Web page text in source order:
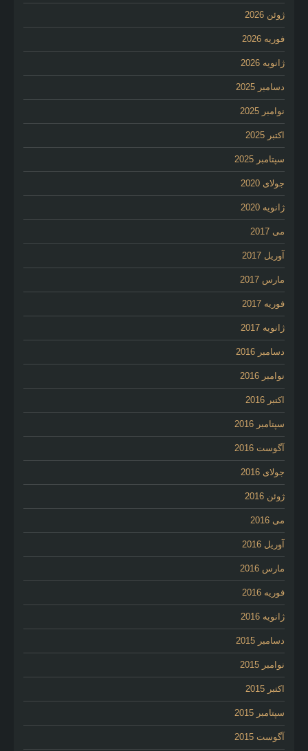
ژوئن 2026
فوریه 2026
ژانویه 2026
دسامبر 2025
نوامبر 2025
اکتبر 2025
سپتامبر 2025
جولای 2020
ژانویه 2020
می 2017
آوریل 2017
مارس 2017
فوریه 2017
ژانویه 2017
دسامبر 2016
نوامبر 2016
اکتبر 2016
سپتامبر 2016
آگوست 2016
جولای 2016
ژوئن 2016
می 2016
آوریل 2016
مارس 2016
فوریه 2016
ژانویه 2016
دسامبر 2015
نوامبر 2015
اکتبر 2015
سپتامبر 2015
آگوست 2015